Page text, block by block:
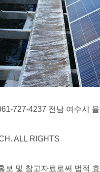
727-4237 전남 여수시 율
ALL RIGHTS
보 및 참고자료로써 법적 효